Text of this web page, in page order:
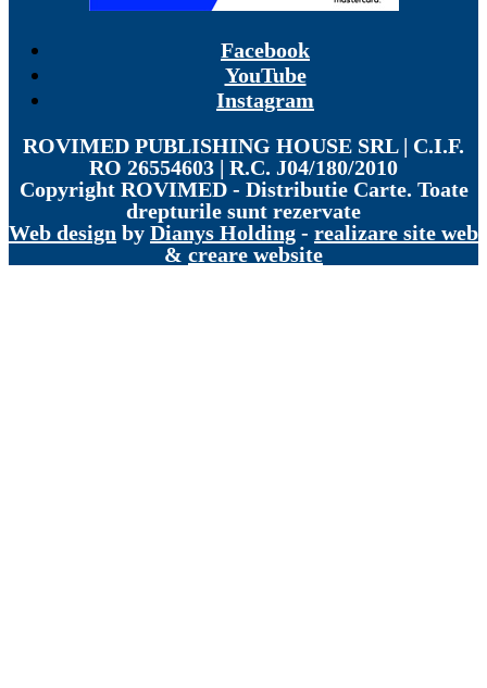
Facebook
YouTube
Instagram
ROVIMED PUBLISHING HOUSE SRL | C.I.F.
RO 26554603 | R.C. J04/180/2010
Copyright ROVIMED - Distributie Carte. Toate
drepturile sunt rezervate
Web design by Dianys Holding - realizare site web
& creare website